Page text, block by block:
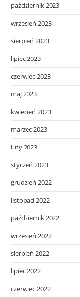
październik 2023
wrzesień 2023
sierpień 2023
lipiec 2023
czerwiec 2023
maj 2023
kwiecień 2023
marzec 2023
luty 2023
styczeń 2023
grudzień 2022
listopad 2022
październik 2022
wrzesień 2022
sierpień 2022
lipiec 2022
czerwiec 2022